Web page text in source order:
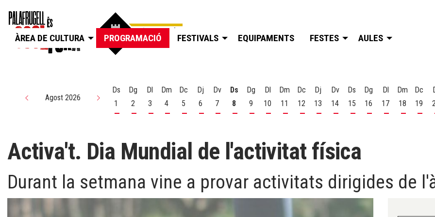
ÀREA DE CULTURA PROGRAMACIÓ FESTIVALS EQUIPAMENTS FESTES AULES
Agost 2026
Ds
1
Dissabte 1 d'agost
Dg
2
Diumenge 2 d'agost
Dl
3
Dilluns 3 d'agost
Dm
4
Dimarts 4 d'agost
Dc
5
Dimecres 5 d'agost
Dj
6
Dijous 6 d'agost
Dv
7
Divendres 7 d'agost
Ds
8
Dissabte 8 d'agost
Dg
9
Diumenge 9 d'agost
Dl
10
Dilluns 10 d'agost
Dm
11
Dimarts 11 d'agost
Dc
12
Dimecres 12 d'agost
Dj
13
Dijous 13 d'agost
Dv
14
Divendres 14 d'agost
Ds
15
Dissabte 15 d'agost
Dg
16
Diumenge 16 d'agost
Dl
17
Dilluns 17
Dm
18
Dimarts
Dc
19
Activa't. Dia Mundial de l'activitat física
Durant la setmana vine a provar activitats dirigides de